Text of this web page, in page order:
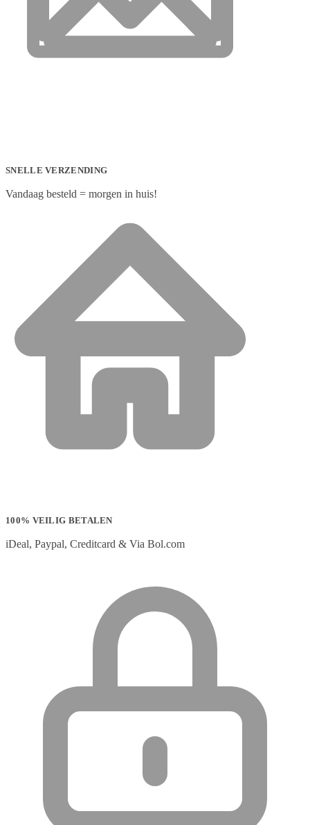
SNELLE VERZENDING
Vandaag besteld = morgen in huis!
100% VEILIG BETALEN
iDeal, Paypal, Creditcard & Via Bol.com